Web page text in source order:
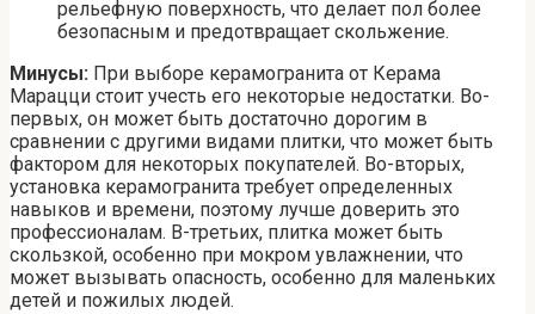
рельефную поверхность, что делает пол более
безопасным и предотвращает скольжение.
Минусы: При выборе керамогранита от Керама
Марацци стоит учесть его некоторые недостатки. Во-
первых, он может быть достаточно дорогим в
сравнении с другими видами плитки, что может быть
фактором для некоторых покупателей. Во-вторых,
установка керамогранита требует определенных
навыков и времени, поэтому лучше доверить это
профессионалам. В-третьих, плитка может быть
скользкой, особенно при мокром увлажнении, что
может вызывать опасность, особенно для маленьких
детей и пожилых людей.